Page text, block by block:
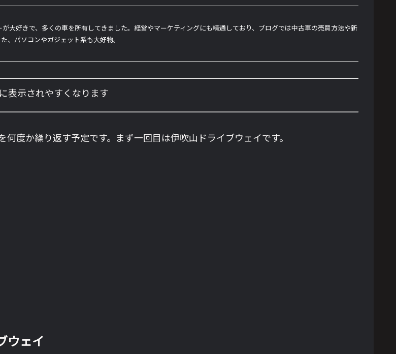
大好きで、多くの車を所有してきました。経営やマーケティングにも精通しており、ブログでは中古車の売買方法や新
、パソコンやガジェット系も大好物。
表示されやすくなります
度か繰り返す予定です。まず一回目は伊吹山ドライブウェイです。
ウェイ